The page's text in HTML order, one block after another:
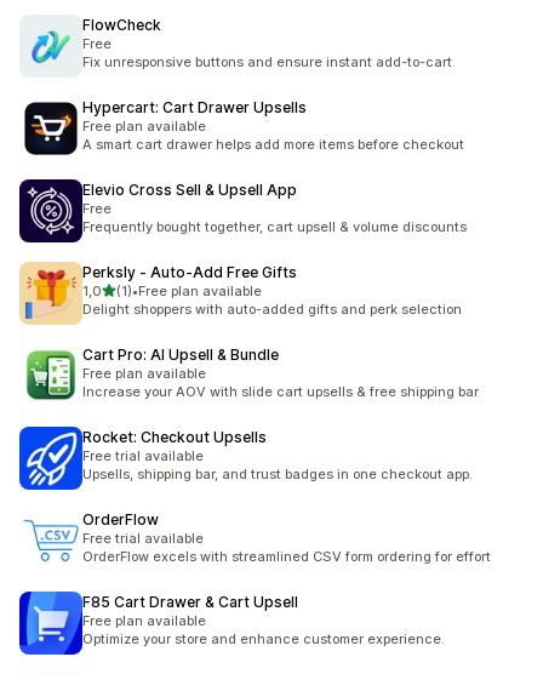
FlowCheck
Free
Fix unresponsive buttons and ensure instant add-to-cart.
Hypercart: Cart Drawer Upsells
Free plan available
A smart cart drawer helps add more items before checkout
Elevio Cross Sell & Upsell App
Free
Frequently bought together, cart upsell & volume discounts
Perksly ‑ Auto‑Add Free Gifts
1,0de 5 estrelas
(1)
1 total de avaliações
•Free plan available
Delight shoppers with auto-added gifts and perk selection
Cart Pro: AI Upsell & Bundle
Free plan available
Increase your AOV with slide cart upsells & free shipping bar
Rocket: Checkout Upsells
Free trial available
Upsells, shipping bar, and trust badges in one checkout app.
OrderFlow
Free trial available
OrderFlow excels with streamlined CSV form ordering for effort
F85 Cart Drawer & Cart Upsell
Free plan available
Optimize your store and enhance customer experience.